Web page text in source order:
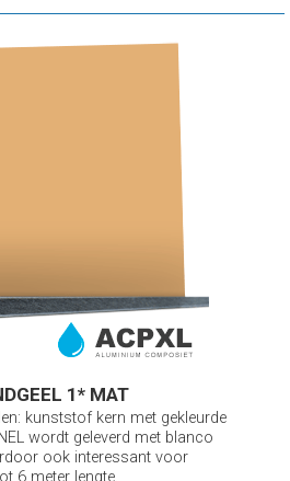
1* MAT
kunststof kern met gekleurde
wordt geleverd met blanco
ook interessant voor